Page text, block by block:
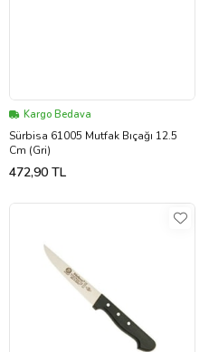
Kargo Bedava
Sürbisa 61005 Mutfak Bıçağı 12.5
Cm (Gri)
472,90 TL